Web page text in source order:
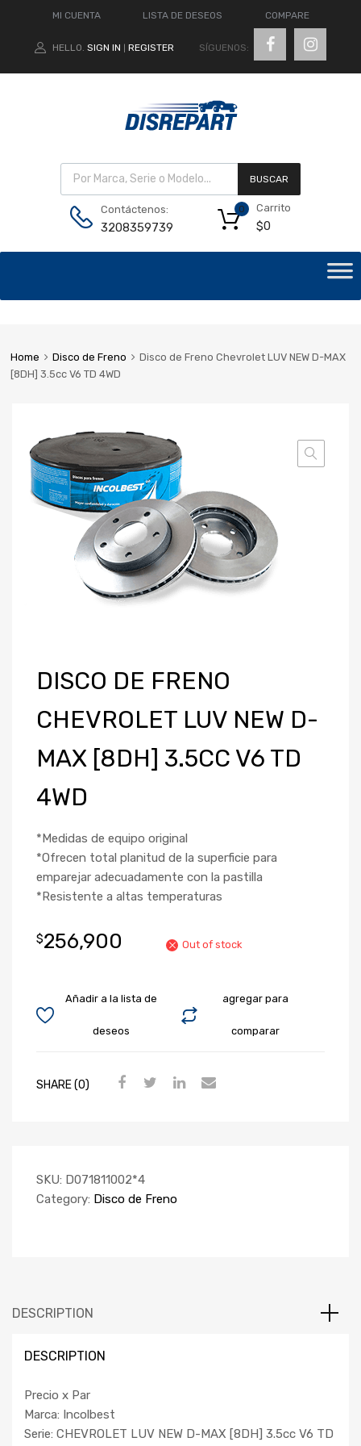
MI CUENTA LISTA DE DESEOS COMPARE
HELLO. SIGN IN REGISTER SÍGUENOS:
BUSCAR
Contáctenos:
3208359739
Carrito
$0
0
Home Disco de Freno
Disco de Freno Chevrolet LUV NEW D-MAX
[8DH] 3.5cc V6 TD 4WD
DISCO DE FRENO
CHEVROLET LUV NEW D-
MAX [8DH] 3.5CC V6 TD
4WD
*Medidas de equipo original
*Ofrecen total planitud de la superficie para
emparejar adecuadamente con la pastilla
*Resistente a altas temperaturas
$256,900 Out of stock
agregar para
comparar
Añadir a la lista de
deseos
SHARE (0)
SKU: D071811002*4
Category: Disco de Freno
DESCRIPTION
DESCRIPTION
Precio x Par
Marca: Incolbest
Serie: CHEVROLET LUV NEW D-MAX [8DH] 3.5cc V6 TD